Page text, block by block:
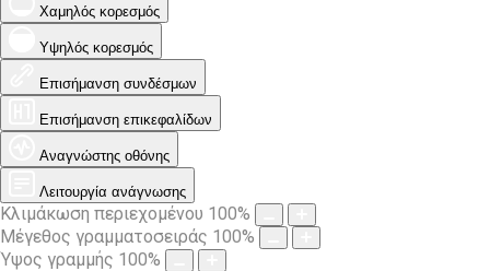
Χαμηλός κορεσμός
Υψηλός κορεσμός
Επισήμανση συνδέσμων
Επισήμανση επικεφαλίδων
Αναγνώστης οθόνης
Λειτουργία ανάγνωσης
Κλιμάκωση περιεχομένου 100%
Μέγεθος γραμματοσειράς 100%
Ύψος γραμμής 100%